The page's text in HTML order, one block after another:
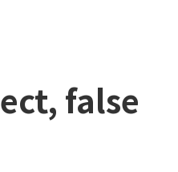
false